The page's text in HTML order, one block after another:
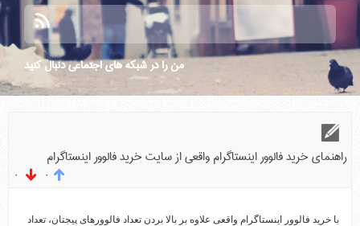
من را در شبكه هاي اجتماعي دنبال كنيد
راهنمای خرید فالوور اینستاگرام واقعی از سایت خرید فالوور اینستاگرام
۰ ۰
با خرید فالوور اینستاگرام واقعی علاوه بر بالا بردن تعداد فالوورهای پیجتان، تعداد